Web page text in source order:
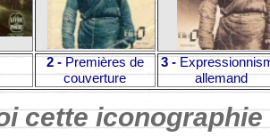
2 -Premières de
couverture
3 -
allemand
cette